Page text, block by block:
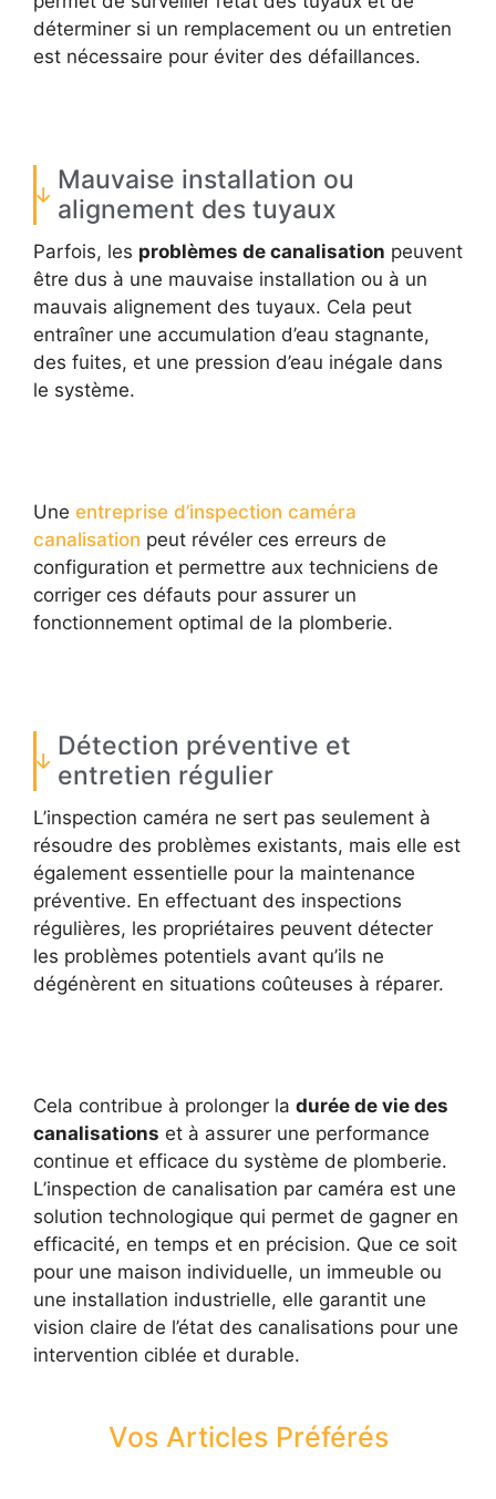
déterminer si un remplacement ou un entretien
est nécessaire pour éviter des défaillances.
Mauvaise installation ou
alignement des tuyaux
Parfois, les problèmes de canalisation peuvent
être dus à une mauvaise installation ou à un
mauvais alignement des tuyaux. Cela peut
entraîner une accumulation d’eau stagnante,
des fuites, et une pression d’eau inégale dans
le système.
Une entreprise d’inspection caméra
canalisation peut révéler ces erreurs de
configuration et permettre aux techniciens de
corriger ces défauts pour assurer un
fonctionnement optimal de la plomberie.
Détection préventive et
entretien régulier
L’inspection caméra ne sert pas seulement à
résoudre des problèmes existants, mais elle est
également essentielle pour la maintenance
préventive. En effectuant des inspections
régulières, les propriétaires peuvent détecter
les problèmes potentiels avant qu’ils ne
dégénèrent en situations coûteuses à réparer.
Cela contribue à prolonger la durée de vie des
canalisations et à assurer une performance
continue et efficace du système de plomberie.
L’inspection de canalisation par caméra est une
solution technologique qui permet de gagner en
efficacité, en temps et en précision. Que ce soit
pour une maison individuelle, un immeuble ou
une installation industrielle, elle garantit une
vision claire de l’état des canalisations pour une
intervention ciblée et durable.
Vos Articles Préférés